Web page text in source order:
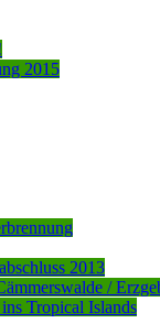
2015
2013
/
Tropical Islands